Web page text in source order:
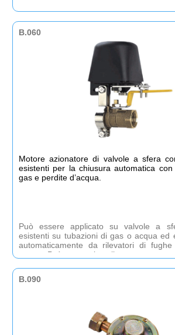
B.060
Motore azionatore di valvole a sfera
esistenti per la chiusura automatica
gas e perdite d’acqua.
Può essere applicato su valvole a
esistenti su tubazioni di gas o acqua ed
automaticamente da rilevatori di
acqua. Può essere installato senza
essere abbinato al rilevatore di fughe gas
B.090